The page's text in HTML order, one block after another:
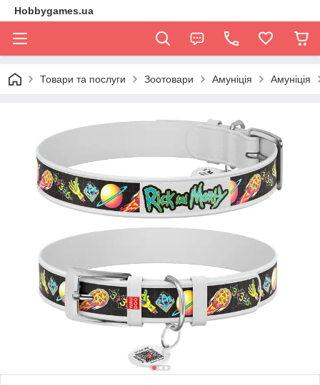
Hobbygames.ua
Товари та послуги Зоотовари Амуніція Амуніція